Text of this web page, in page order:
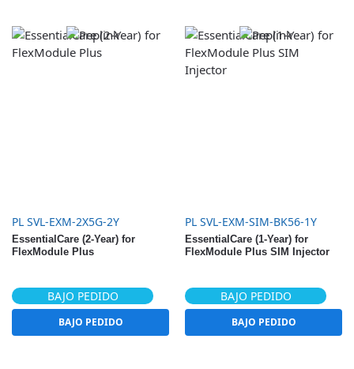
PL SVL-EXM-2X5G-2Y
EssentialCare (2-Year) for
FlexModule Plus
BAJO PEDIDO
BAJO PEDIDO
PL SVL-EXM-SIM-BK56-1Y
EssentialCare (1-Year) for
FlexModule Plus SIM Injector
BAJO PEDIDO
BAJO PEDIDO